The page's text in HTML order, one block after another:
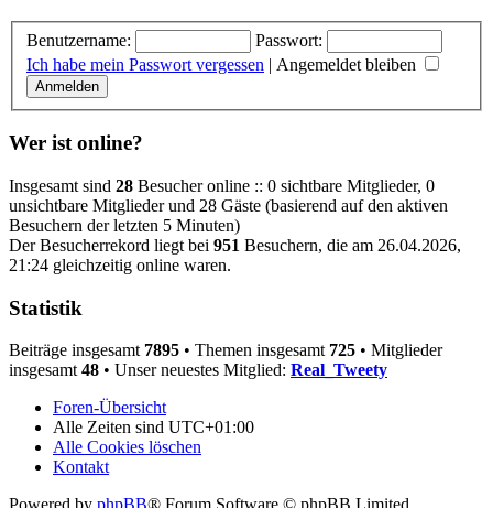
Benutzername:
Passwort:
Ich habe mein Passwort vergessen | Angemeldet bleiben
Wer ist online?
Insgesamt sind 28 Besucher online :: 0 sichtbare Mitglieder, 0
unsichtbare Mitglieder und 28 Gäste (basierend auf den aktiven
Besuchern der letzten 5 Minuten)
Der Besucherrekord liegt bei 951 Besuchern, die am 26.04.2026,
21:24 gleichzeitig online waren.
Statistik
Beiträge insgesamt 7895 • Themen insgesamt 725 • Mitglieder
insgesamt 48 • Unser neuestes Mitglied: Real_Tweety
Foren-Übersicht
Alle Zeiten sind UTC+01:00
Alle Cookies löschen
Kontakt